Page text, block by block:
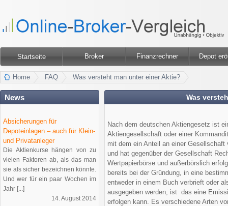
Startseite Broker Finanzrechner Depot
Home FAQ Was versteht man unter einer Aktie?
News
Absicherungen für
Depoteinlagen – auch für Klein-
und Privatanleger
Die Aktienkurse hängen von zu
vielen Faktoren ab, als das man
sie als sicher bezeichnen könnte.
Und wer für ein paar Wochen im
Jahr [...]
14. August 2014
Was
Nach dem deutschen Aktiengesetz ist
Aktiengesellschaft oder einer
mit dem ein Anteil an einer
und hat gegenüber der Gesellschaft
Wertpapierbörse und außerbörslich
bereits bei der Gründung, in eine
entweder in einem Buch verbrieft oder
ausgegeben werden, ist das eine
erfolgen kann. Es verschiedene Arten